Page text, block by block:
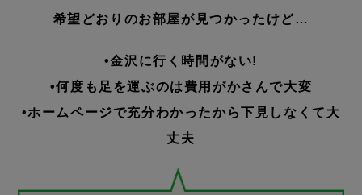
希望どおりのお部屋が見つかったけど…
•金沢に行く時間がない!
•何度も足を運ぶのは費用がかさんで大変
•ホームページで充分わかったから下見しなくて大
丈夫